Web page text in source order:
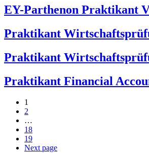
EY-Parthenon Praktikant
Praktikant
Praktikant
Praktikant Financial
1
2
…
18
19
Next page